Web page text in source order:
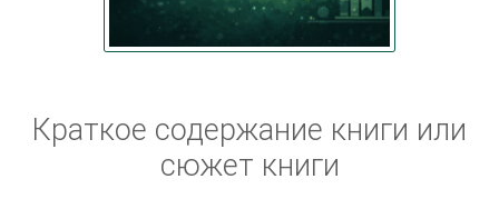
Краткое содержание книги или
сюжет книги